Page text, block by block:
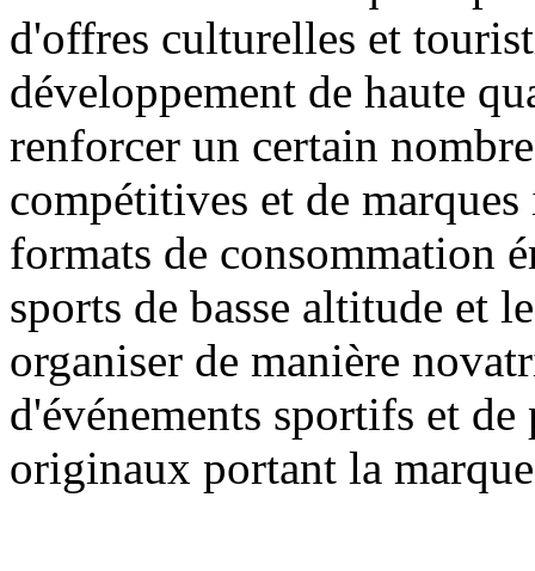
d'offres culturelles et
développement de haute
renforcer un certain
compétitives et de
formats de consommation
sports de basse altitude et
organiser de manière
d'événements sportifs et
originaux portant la